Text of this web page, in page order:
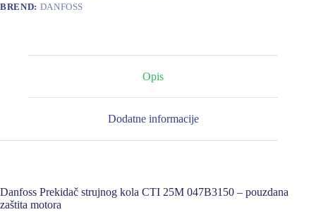
BREND: DANFOSS
Opis
Dodatne informacije
Danfoss Prekidač strujnog kola CTI 25M 047B3150 – pouzdana
zaštita motora